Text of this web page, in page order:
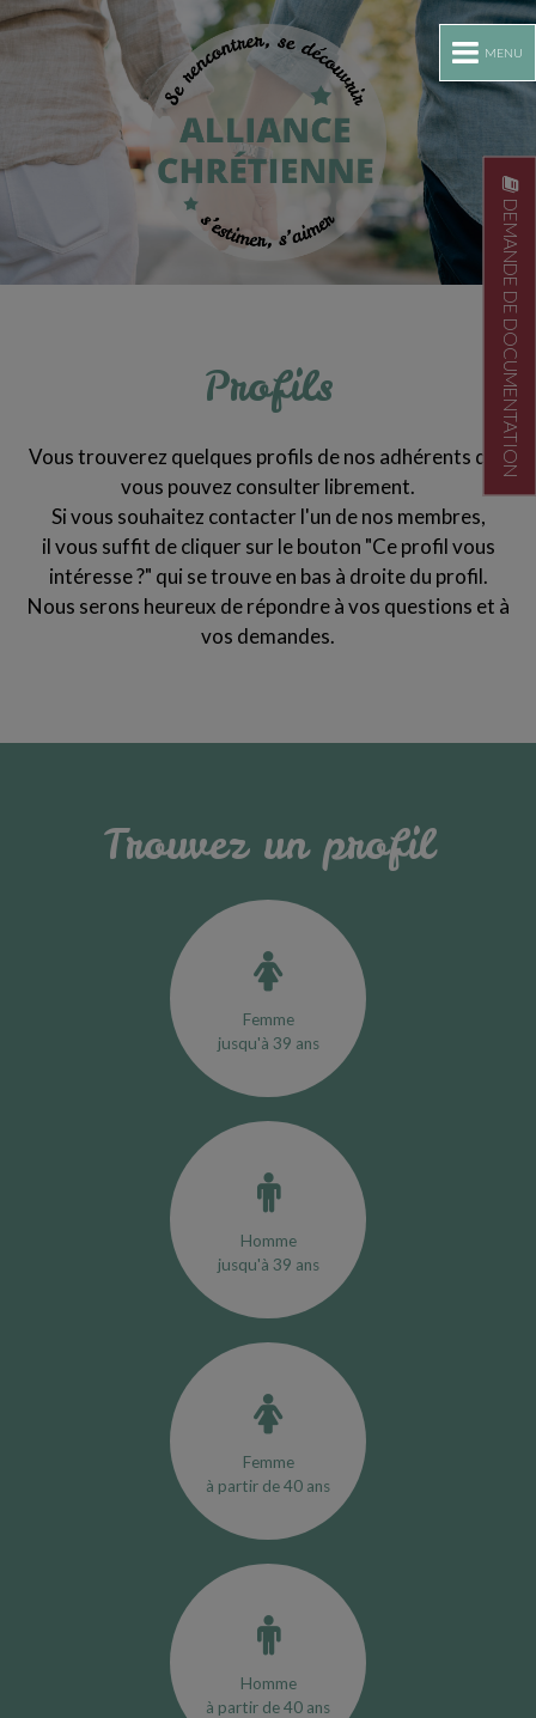
MENU
DEMANDE DE DOCUMENTATION
Profils
Vous trouverez quelques profils de nos adhérents que
vous pouvez consulter librement.
Si vous souhaitez contacter l'un de nos membres,
il vous suffit de cliquer sur le bouton "Ce profil vous
intéresse ?" qui se trouve en bas à droite du profil.
Nous serons heureux de répondre à vos questions et à
vos demandes.
Trouvez un profil
Femme
jusqu'à 39 ans
Homme
jusqu'à 39 ans
Femme
à partir de 40 ans
Homme
à partir de 40 ans